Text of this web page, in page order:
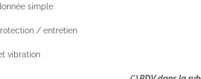
simple
/ entretien
vibration